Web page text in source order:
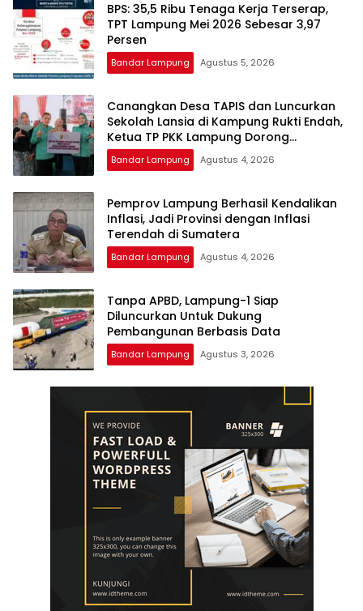
BPS: 35,5 Ribu Tenaga Kerja Terserap,
TPT Lampung Mei 2026 Sebesar 3,97
Persen
Bandar Lampung Agustus 5, 2026
Canangkan Desa TAPIS dan Luncurkan
Sekolah Lansia di Kampung Rukti Endah,
Ketua TP PKK Lampung Dorong
Pembangunan SDM Dimulai dari Desa
Bandar Lampung Agustus 4, 2026
Pemprov Lampung Berhasil Kendalikan
Inflasi, Jadi Provinsi dengan Inflasi
Terendah di Sumatera
Bandar Lampung Agustus 4, 2026
Tanpa APBD, Lampung-1 Siap
Diluncurkan Untuk Dukung
Pembangunan Berbasis Data
Bandar Lampung Agustus 3, 2026